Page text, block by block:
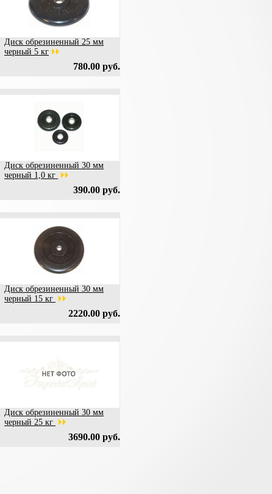
Диск обрезиненный 25 мм
черный 5 кг
780.00 руб.
Диск обрезиненный 30 мм
черный 1,0 кг
390.00 руб.
Диск обрезиненный 30 мм
черный 15 кг
2220.00 руб.
Диск обрезиненный 30 мм
черный 25 кг
3690.00 руб.